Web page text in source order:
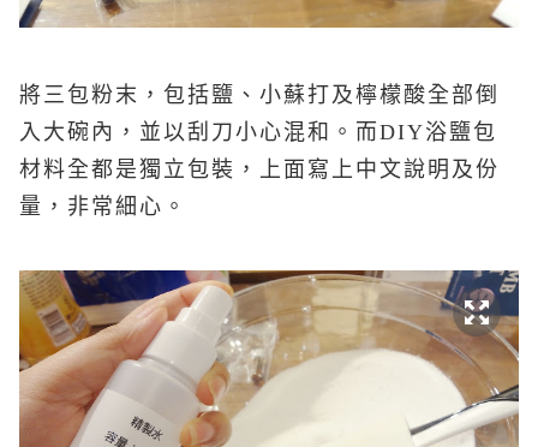
將三包粉末，包括鹽、小蘇打及檸檬酸全部倒
入大碗內，並以刮刀小心混和。而DIY浴鹽包
材料全都是獨立包裝，上面寫上中文說明及份
量，非常細心。